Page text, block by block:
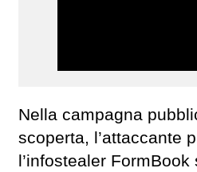
Nella campagna
scoperta, l’attaccante
l’infostealer